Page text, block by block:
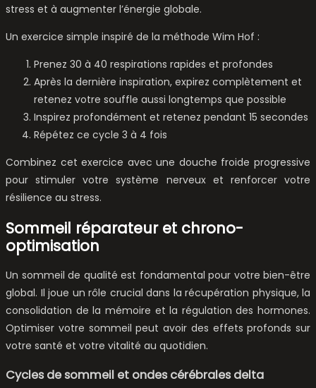
stress et à augmenter l’énergie globale.
Un exercice simple inspiré de la méthode Wim Hof :
Prenez 30 à 40 respirations rapides et profondes
Après la dernière inspiration, expirez complètement et
retenez votre souffle aussi longtemps que possible
Inspirez profondément et retenez pendant 15 secondes
Répétez ce cycle 3 à 4 fois
Combinez cet exercice avec une douche froide progressive
pour stimuler votre système nerveux et renforcer votre
résilience au stress.
Sommeil réparateur et chrono-
optimisation
Un sommeil de qualité est fondamental pour votre bien-être
global. Il joue un rôle crucial dans la récupération physique, la
consolidation de la mémoire et la régulation des hormones.
Optimiser votre sommeil peut avoir des effets profonds sur
votre santé et votre vitalité au quotidien.
Cycles de sommeil et ondes cérébrales delta